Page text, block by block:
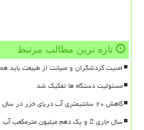
تازه ترین مطالب مرتبط
امنیت گردشگران و صیانت از طبیعت باید
مسئولیت دستگاه ها تفکیک شد
کاهش ۲۰ سانتیمتری آب دریای خزر در سال
سال جاری 2 و یک دهم میلیون مترمکعب آب وارد تالاب گاوخونی شد